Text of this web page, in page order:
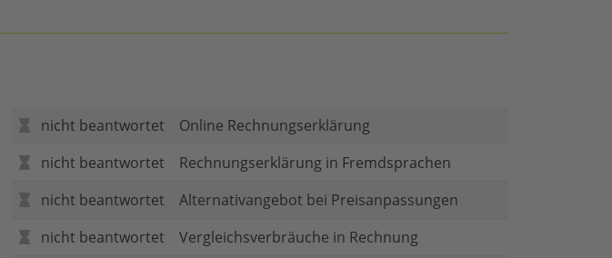
nicht beantwortet
Online Rechnungserklärung
nicht beantwortet
Rechnungserklärung in Fremdsprachen
nicht beantwortet
Alternativangebot bei Preisanpassungen
nicht beantwortet
Vergleichsverbräuche in Rechnung